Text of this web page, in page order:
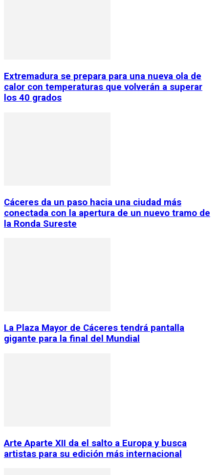
Extremadura se prepara para una nueva ola de
calor con temperaturas que volverán a superar
los 40 grados
Cáceres da un paso hacia una ciudad más
conectada con la apertura de un nuevo tramo de
la Ronda Sureste
La Plaza Mayor de Cáceres tendrá pantalla
gigante para la final del Mundial
Arte Aparte XII da el salto a Europa y busca
artistas para su edición más internacional